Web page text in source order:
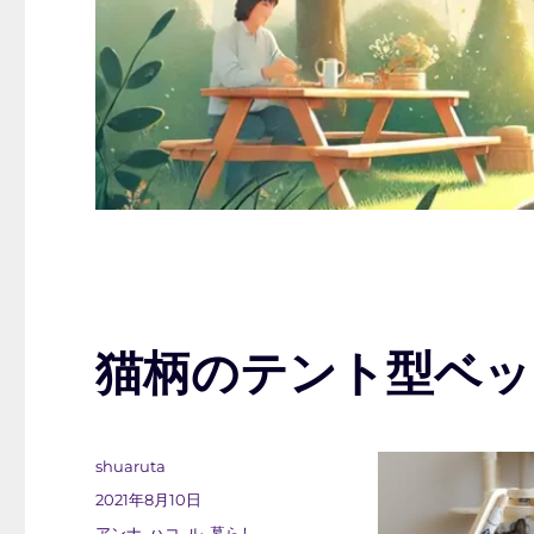
猫柄のテント型ベ
投
稿
shuaruta
投
2021年8月10日